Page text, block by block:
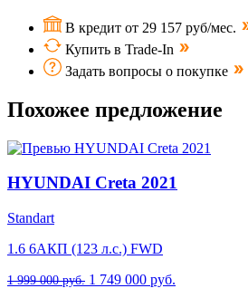
В кредит от 29 157 руб/мес.
Купить в Trade-In
Задать вопросы о покупке
Похожее предложение
HYUNDAI Creta 2021
Standart
1.6 6AКП (123 л.с.) FWD
1 999 000 руб. 1 749 000 руб.